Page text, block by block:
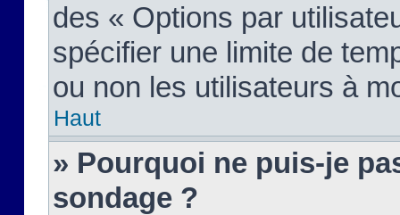
des « Options par
spécifier une limite de
ou non les utilisateurs à
Haut
» Pourquoi ne puis-je
sondage ?